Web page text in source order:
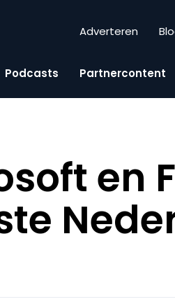
Adverteren
Podcasts Partnercontent
en